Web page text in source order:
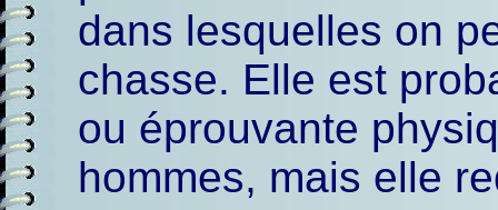
dans lesquelles on
chasse. Elle est
ou éprouvante
hommes, mais elle